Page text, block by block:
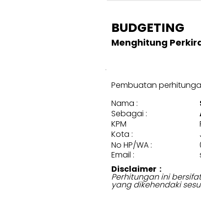
BUDGETING
Menghitung
Pembuatan
Kota :
No HP/WA :
Email :
Disclaimer :
Perhitungan ini
yang dikehendaki
Nama :
Sebagai :
KPM